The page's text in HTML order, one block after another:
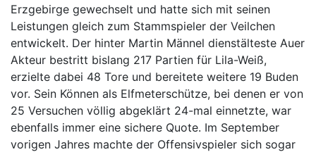
Erzgebirge gewechselt und hatte sich mit seinen
Leistungen gleich zum Stammspieler der Veilchen
entwickelt. Der hinter Martin Männel dienstälteste Auer
Akteur bestritt bislang 217 Partien für Lila-Weiß,
erzielte dabei 48 Tore und bereitete weitere 19 Buden
vor. Sein Können als Elfmeterschütze, bei denen er von
25 Versuchen völlig abgeklärt 24-mal einnetzte, war
ebenfalls immer eine sichere Quote. Im September
vorigen Jahres machte der Offensivspieler sich sogar